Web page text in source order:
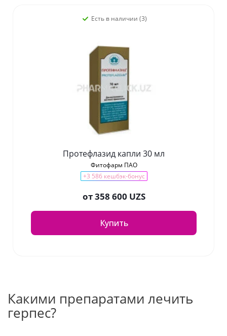
Есть в наличии (3)
Протефлазид капли 30 мл
Фитофарм ПАО
+3 586 кешбэк-бонус
от358 600 UZS
Купить
Какими препаратами лечить
герпес?